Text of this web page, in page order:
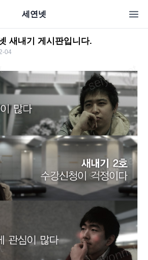
세연넷
새내기 게시판입니다.
04